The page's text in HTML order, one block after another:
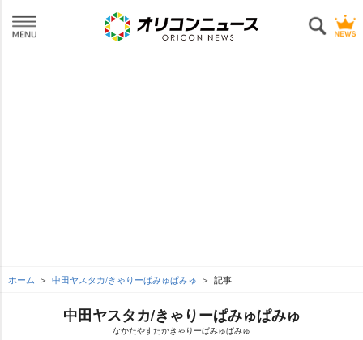
ホーム 中田ヤスタカ/きゃりーぱみゅぱみゅ 記事
中田ヤスタカ/きゃりーぱみゅぱみゅ
なかたやすたかきゃりーぱみゅぱみゅ